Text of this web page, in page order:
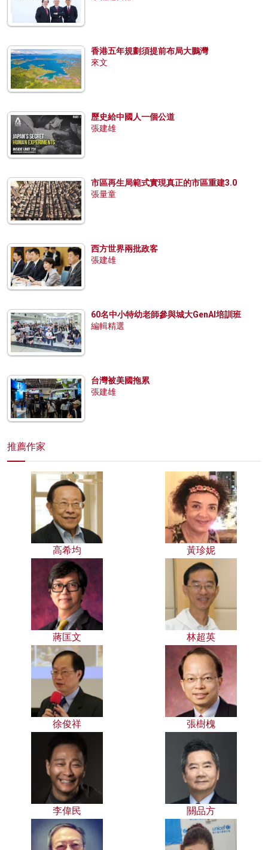
香港五年規劃須提前布局大鵬灣
來文
歷史給中國人一個公道
張建雄
市區再生局範式實現真正的市區重建3.0
張量童
西方世界兩批政客
張建雄
60名中小特幼老師參與城大GenAI培訓班
編輯精選
台灣被美國拖累
張建雄
推薦作家
高希均 黃珍妮
蔣匡文 林超英
徐俊祥 張樹槐
李偉民 關品方